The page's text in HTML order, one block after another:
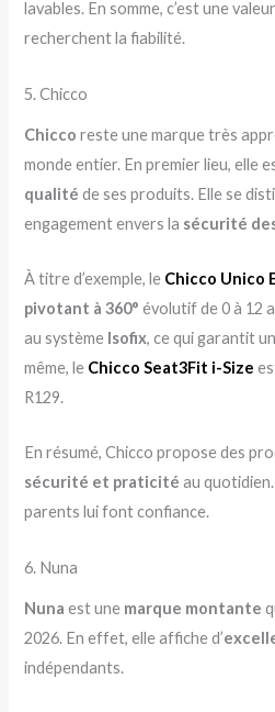
lavables. En somme, c’est une
recherchent la fiabilité.
5. Chicco
Chicco reste une marque très
monde entier. En premier lieu, elle
qualité de ses produits. Elle se
engagement envers la sécurité
À titre d’exemple, le Chicco Unico
pivotant à 360° évolutif de 0 à 12
au système Isofix, ce qui garantit
même, le Chicco Seat3Fit i-Size
R129.
En résumé, Chicco propose des
sécurité et praticité au
parents lui font confiance.
6. Nuna
Nuna est une marque montante
2026. En effet, elle affiche d’
indépendants.